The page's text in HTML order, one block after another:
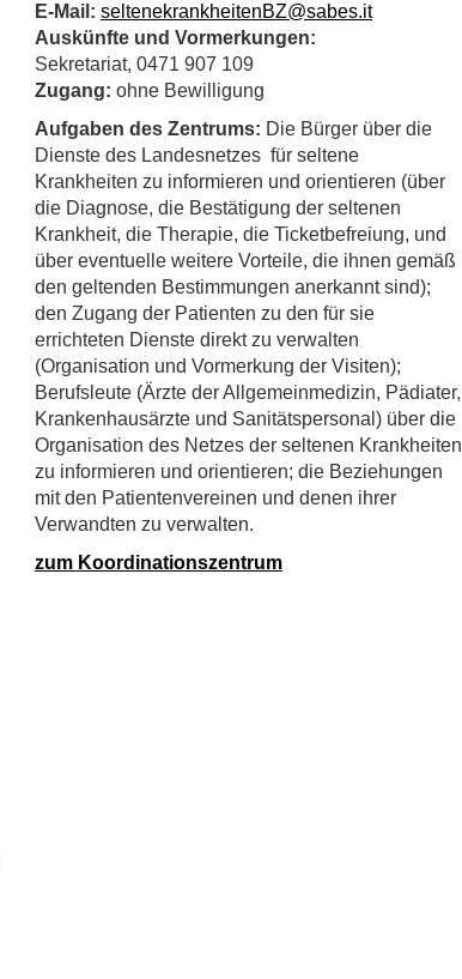
E-Mail: seltenekrankheitenBZ@sabes.it
Auskünfte und Vormerkungen:
Sekretariat, 0471 907 109
Zugang: ohne Bewilligung
Aufgaben des Zentrums: Die Bürger über die
Dienste des Landesnetzes für seltene
Krankheiten zu informieren und orientieren (über
die Diagnose, die Bestätigung der seltenen
Krankheit, die Therapie, die Ticketbefreiung, und
über eventuelle weitere Vorteile, die ihnen gemäß
den geltenden Bestimmungen anerkannt sind);
den Zugang der Patienten zu den für sie
errichteten Dienste direkt zu verwalten
(Organisation und Vormerkung der Visiten);
Berufsleute (Ärzte der Allgemeinmedizin, Pädiater,
Krankenhausärzte und Sanitätspersonal) über die
Organisation des Netzes der seltenen Krankheiten
zu informieren und orientieren; die Beziehungen
mit den Patientenvereinen und denen ihrer
Verwandten zu verwalten.
zum Koordinationszentrum